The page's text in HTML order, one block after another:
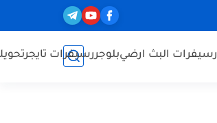
رسيفرات البث ارضيبلوجررسيفرات تايجر